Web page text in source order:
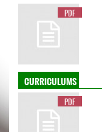
PDF
CURRICULUMS
PDF